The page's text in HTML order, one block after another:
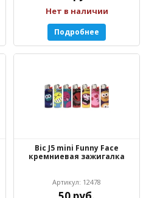
Нет в наличии
Подробнее
Bic J5 mini Funny Face
кремниевая зажигалка
Артикул: 12478